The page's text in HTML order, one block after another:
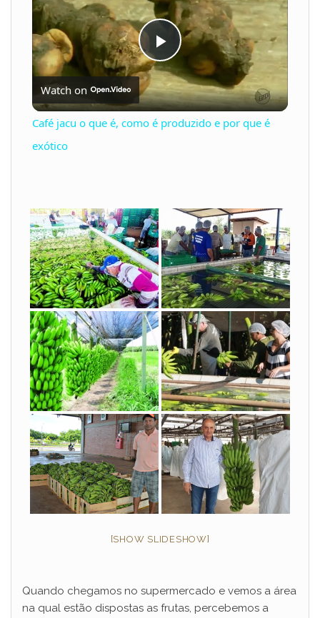
P
l
V
i
d
e
o
Watch on
Café jacu o que é, como é produzido e por que é
exótico
[SHOW SLIDESHOW]
Quando chegamos no supermercado e vemos a área
na qual estão dispostas as frutas, percebemos a